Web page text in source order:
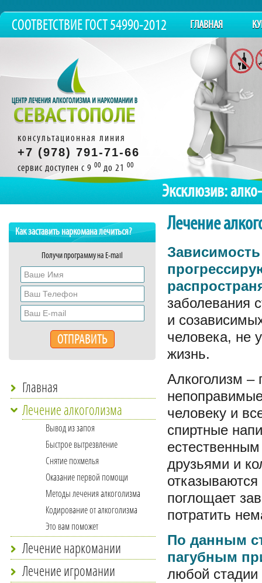
СООТВЕТСТВИЕ ГОСТ 54990-2012 ГЛАВНАЯ
Эксклюзив:
консультационная линия
+7 (978) 791-71-66
сервис доступен с 9 00 до 21 00
Как заставить наркомана лечиться?
Получи программу на E-mail
Главная
Лечение алкоголизма
Вывод из запоя
Быстрое вытрезвление
Снятие похмелья
Оказание первой помощи
Методы лечения алкоголизма
Кодирование от алкоголизма
Это вам поможет
Лечение наркомании
Лечение игромании
Лечение
Зависимость
заболевания
и
человека, не
жизнь.
Алкоголизм –
человеку и
спиртные
друзьями и
поглощает
потратить
По данным
пагубным
любой стадии